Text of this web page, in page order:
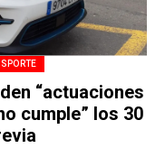
“actuaciones
cumple” los 30